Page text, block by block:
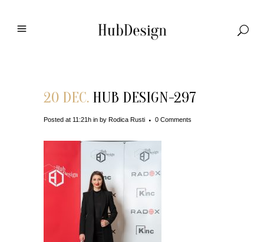
20 DEC. HUB DESIGN-297
Posted at 11:21h in by Rodica Rusti 0 Comments